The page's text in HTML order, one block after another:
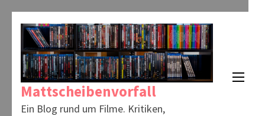
springen
(Enter
drücken)
Mattscheibenvorfall
Ein Blog rund um Filme. Kritiken,